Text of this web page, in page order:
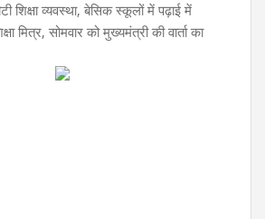
शिक्षा व्यवस्था, बेसिक स्कूलों में पढ़ाई में
मित्र, सोमवार को मुख्यमंत्री की वार्ता का